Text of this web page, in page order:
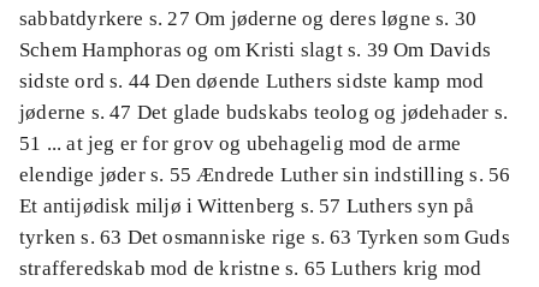
sabbatdyrkere s. 27 Om jøderne og deres løgne s. 30
Schem Hamphoras og om Kristi slagt s. 39 Om Davids
sidste ord s. 44 Den døende Luthers sidste kamp mod
jøderne s. 47 Det glade budskabs teolog og jødehader s.
51 ... at jeg er for grov og ubehagelig mod de arme
elendige jøder s. 55 Ændrede Luther sin indstilling s. 56
Et antijødisk miljø i Wittenberg s. 57 Luthers syn på
tyrken s. 63 Det osmanniske rige s. 63 Tyrken som Guds
strafferedskab mod de kristne s. 65 Luthers krig mod